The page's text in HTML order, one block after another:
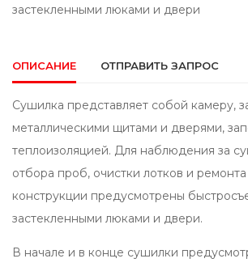
застекленными люками и двери
ОПИСАНИЕ ОТПРАВИТЬ ЗАПРОС
Сушилка представляет собой камеру,
металлическими щитами и дверями,
теплоизоляцией. Для наблюдения за
отбора проб, очистки лотков и
конструкции предусмотрены
застекленными люками и двери.
В начале и в конце сушилки